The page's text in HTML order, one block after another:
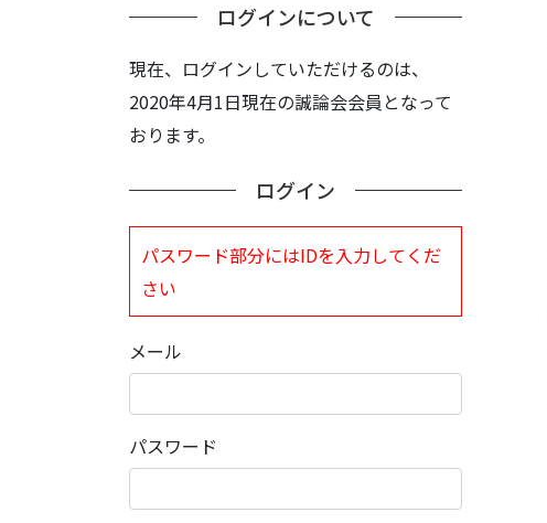
ログインについて
現在、ログインしていただけるのは、
2020年4月1日現在の誠論会会員となって
おります。
ログイン
パスワード部分にはIDを入力してくだ
さい
メール
パスワード